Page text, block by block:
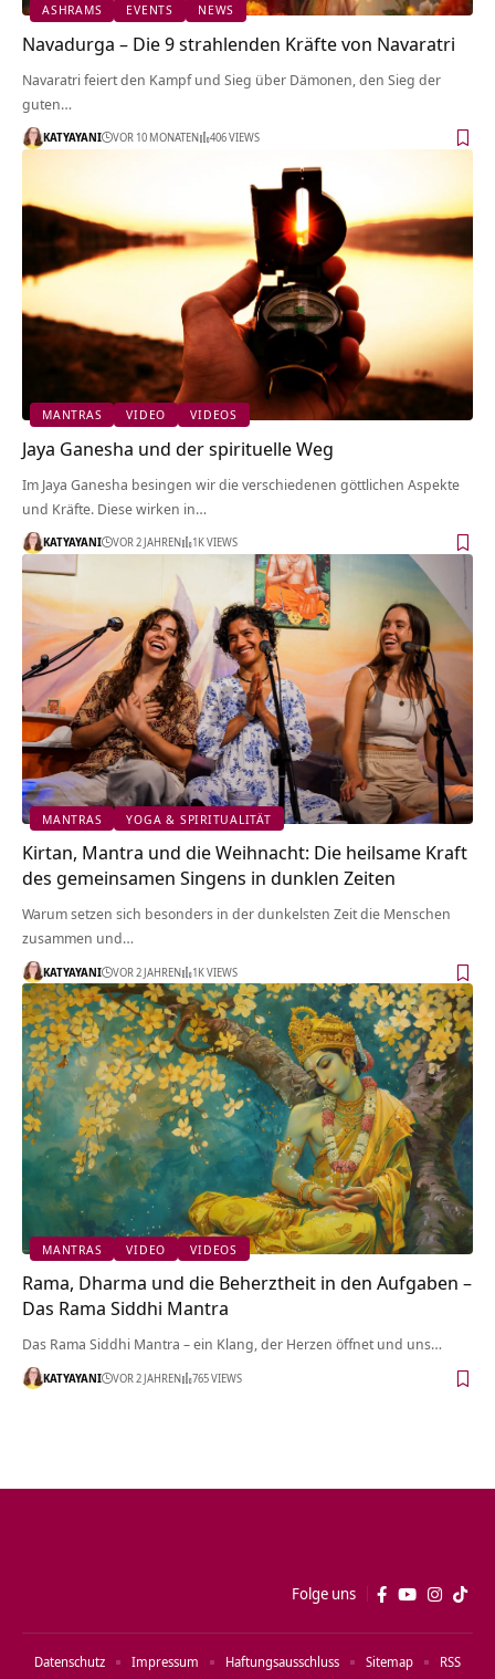
ASHRAMS EVENTS NEWS
Navadurga – Die 9 strahlenden Kräfte von Navaratri
Navaratri feiert den Kampf und Sieg über Dämonen, den Sieg der
guten…
KATYAYANI VOR 10 MONATEN 406 VIEWS
MANTRAS VIDEO VIDEOS
Jaya Ganesha und der spirituelle Weg
Im Jaya Ganesha besingen wir die verschiedenen göttlichen Aspekte
und Kräfte. Diese wirken in…
KATYAYANI VOR 2 JAHREN 1K VIEWS
MANTRAS YOGA & SPIRITUALITÄT
Kirtan, Mantra und die Weihnacht: Die heilsame Kraft
des gemeinsamen Singens in dunklen Zeiten
Warum setzen sich besonders in der dunkelsten Zeit die Menschen
zusammen und…
KATYAYANI VOR 2 JAHREN 1K VIEWS
MANTRAS VIDEO VIDEOS
Rama, Dharma und die Beherztheit in den Aufgaben –
Das Rama Siddhi Mantra
Das Rama Siddhi Mantra – ein Klang, der Herzen öffnet und uns…
KATYAYANI VOR 2 JAHREN 765 VIEWS
Folge uns
Datenschutz Impressum Haftungsausschluss Sitemap RSS